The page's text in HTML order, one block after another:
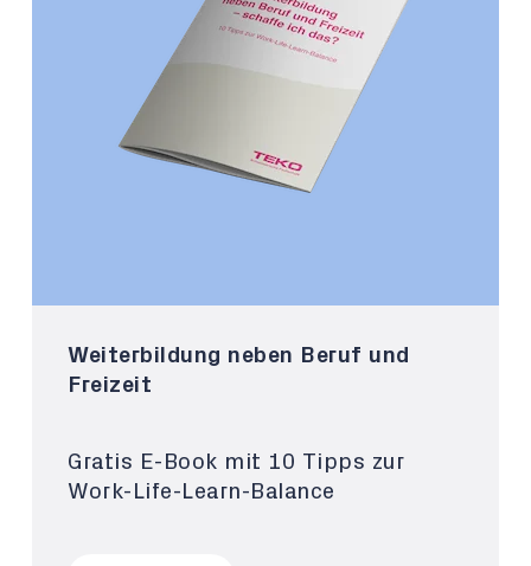
Weiterbildung neben Beruf und
Freizeit
Gratis E-Book mit 10 Tipps zur
Work-Life-Learn-Balance